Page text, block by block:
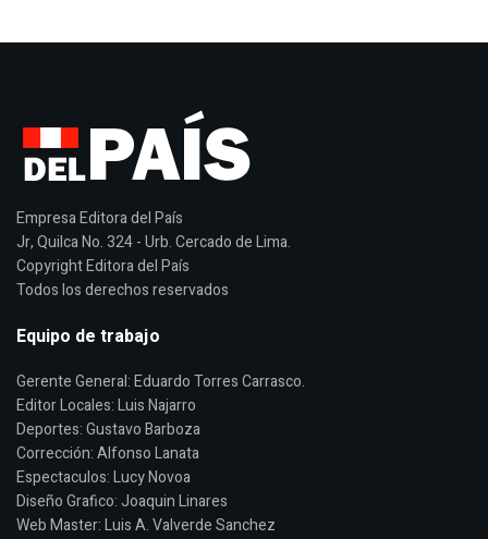
Empresa Editora del País
Jr, Quilca No. 324 - Urb. Cercado de Lima.
Copyright Editora del País
Todos los derechos reservados
Equipo de trabajo
Gerente General: Eduardo Torres Carrasco.
Editor Locales: Luis Najarro
Deportes: Gustavo Barboza
Corrección: Alfonso Lanata
Espectaculos: Lucy Novoa
Diseño Grafico: Joaquin Linares
Web Master: Luis A. Valverde Sanchez